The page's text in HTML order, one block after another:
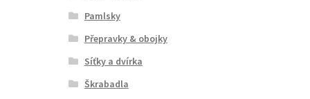
Pamlsky
Přepravky & obojky
Síťky a dvírka
Škrabadla